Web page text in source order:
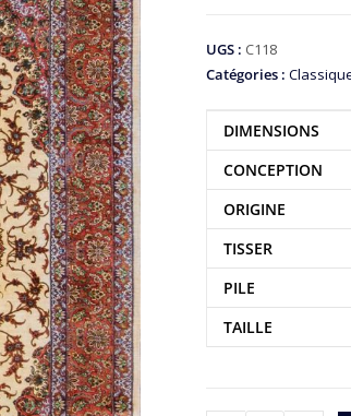
UGS : C118
Catégories :
DIMENSIONS
CONCEPTION
ORIGINE
TISSER
PILE
TAILLE